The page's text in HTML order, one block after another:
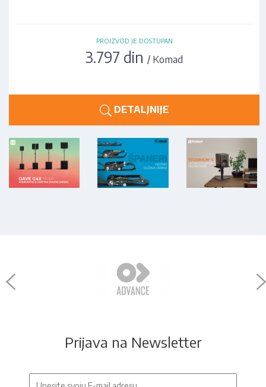
PROIZVOD JE DOSTUPAN
3.797 din / Komad
DETALJNIJE
Prijava na Newsletter